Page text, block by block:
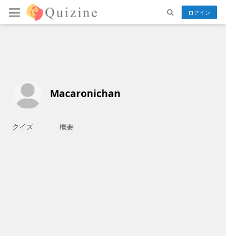
ログイン
Macaronichan
クイズ 概要